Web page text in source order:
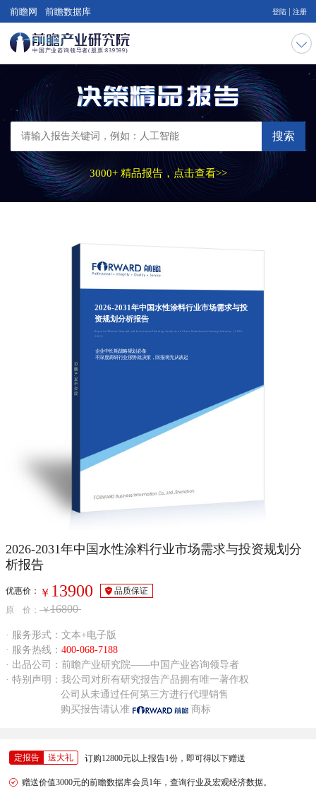
前瞻网 前瞻数据库 登陆 注册
搜索
3000+ 精品报告，点击查看>>
2026-2031年中国水性涂料行业市场需求与投
资规划分析报告
Report of Market Demand and Investment Planning Analysis on China Waterborne Coatings Industry（2026-
2031）
企业中长期战略规划必备
不深度调研行业形势就决策，回报将无从谈起
2026-2031年中国水性涂料行业市场需求与投资规划分
析报告
优惠价： ￥ 13900
品质保证
原 价： ￥16800
· 服务形式：文本+电子版
· 服务热线： 400-068-7188
· 出品公司：前瞻产业研究院——中国产业咨询领导者
· 特别声明：我公司对所有研究报告产品拥有唯一著作权
公司从未通过任何第三方进行代理销售
购买报告请认准
商标
定报告 送大礼 订购12800元以上报告1份，即可得以下赠送
赠送价值3000元的前瞻数据库会员1年，查询行业及宏观经济数据。